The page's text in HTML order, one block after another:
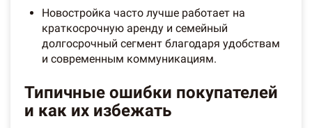
Новостройка часто лучше работает на
краткосрочную аренду и семейный
долгосрочный сегмент благодаря удобствам
и современным коммуникациям.
Типичные ошибки покупателей
и как их избежать